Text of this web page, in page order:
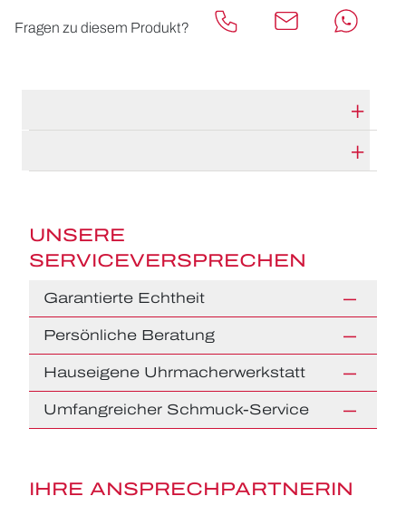
Fragen zu diesem Produkt?
HERSTELLERBESCHREIBUNG
IHRE ANSPRECHPARTNERIN
UNSERE
SERVICEVERSPRECHEN
Garantierte Echtheit
Persönliche Beratung
Hauseigene Uhrmacherwerkstatt
Umfangreicher Schmuck-Service